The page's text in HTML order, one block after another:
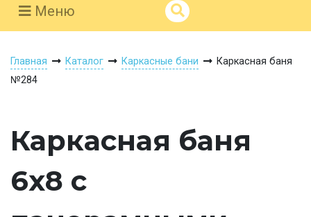
Меню
Главная Каталог Каркасные бани
Каркасная баня
№284
Каркасная баня
6х8 с